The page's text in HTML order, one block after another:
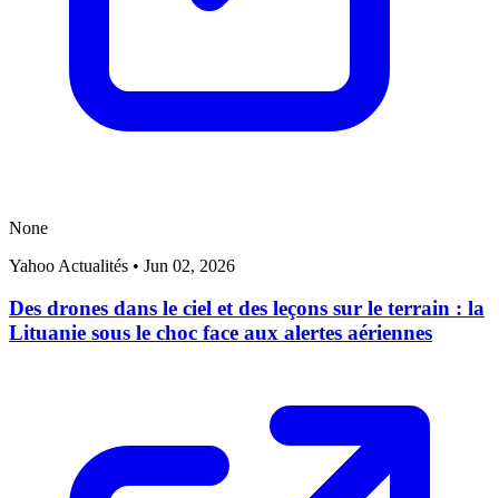
None
Yahoo Actualités • Jun 02, 2026
Des drones dans le ciel et des leçons sur le terrain : la
Lituanie sous le choc face aux alertes aériennes